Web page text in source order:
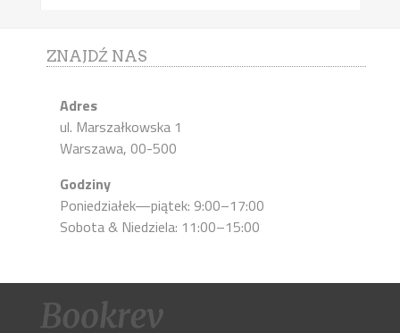
ZNAJDŹ NAS
Adres
ul. Marszałkowska 1
Warszawa, 00-500
Godziny
Poniedziałek—piątek: 9:00–17:00
Sobota & Niedziela: 11:00–15:00